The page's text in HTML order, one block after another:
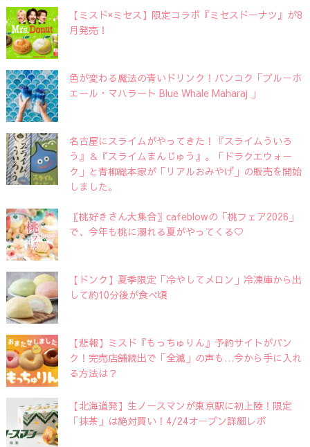
【ミスド×ミセス】限定コラボ『ミセスドーナツ』が8
月発売！
色が変わる魔法の青いドリンク！バンコク「ブルーホ
エール・マハラート Blue Whale Maharaj 」
名古屋にスライムがやってきた！『スライムういろ
う』＆『スライムまんじゅう』。「ドラクエウォー
ク」と青柳総本家が「リアルおみやげ」の販売を開始
しました。
〖桃好きさん大集合〗cafeblowの「桃フェア2026」
で、今年も桃に溺れる夏がやってくる♡
【ドンク】夏季限定「冷やしてメロン」冷凍庫から出
して約10分後が食べ頃
【悲報】ミスド『もっちゅりん』予約サイトがパン
ク！完売店舗続出で「全滅」の声も…今から手に入れ
る方法は？
【北海道発】生ノースマンが東京駅に初上陸！限定
「抹茶」は絶対買い！4/24オープン詳細レポ